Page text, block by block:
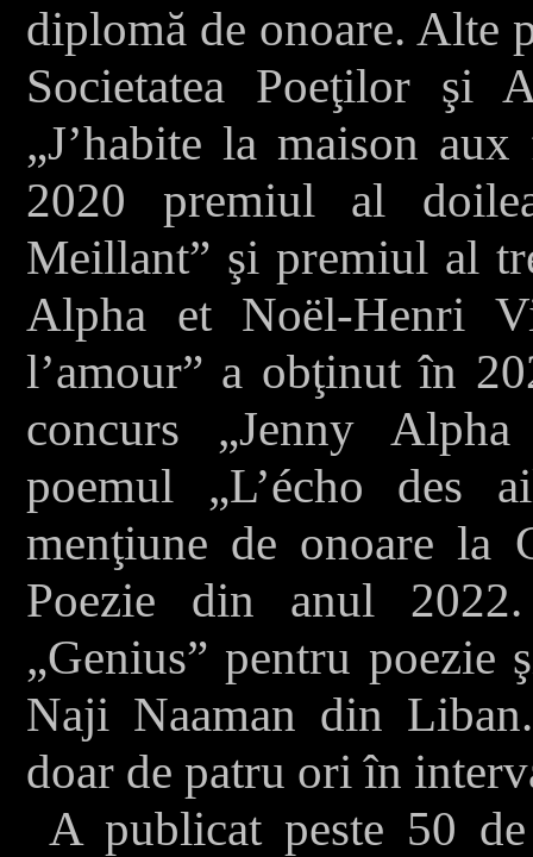
diplomă de onoare. Alte
Societatea Poeţilor şi
„J’habite la maison
2020 premiul al
Meillant” şi premiul al
Alpha et Noël-Henri
l’amour” a obţinut în
concurs „Jenny
poemul „L’écho des
menţiune de onoare la
Poezie din anul
„Genius” pentru poezie
Naji Naaman din
doar de patru ori în
A publicat peste 50